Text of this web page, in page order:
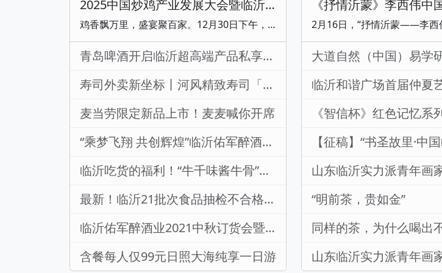
2025中国炒鸡产业发展大会暨临沂炒鸡“百家争鸣”品鉴交流会举行
鸡香飘万里，盛宴聚百家。12月30日下午，2025中国炒鸡产业发展大会暨临沂炒鸡“百家争鸣”品鉴交流会举行。会上，临沂市饭店烹饪协会、泰安市饭店烹饪协会、枣庄市烹饪餐饮酒店商会共同签署中国炒鸡产业战略合作意向书，临沂炒鸡、枣庄辣子鸡、新泰炒鸡抱团发展，共同缔造中国齐鲁大地美食名片。麻辣鲜香、色泽红亮、回味悠长，一道道美味的炒鸡，是临沂独有的烟火气，让更多人了解临沂的美食文化和风土人情。本次会议以“共筑中国炒鸡品牌 共赢产业发展未来”为主题，来自全省各地市的餐饮业人士齐聚临沂，围绕临沂炒鸡打造招牌
青岛啤酒开启临沂超高端产品私享会 | “饮”领超高端产品市场新风尚
寿司外卖新坐标丨河风精致寿司「万象汇店」美好启幕
麦当劳限定新品上市！麦麦喊你开席
“乘梦飞翔 共创辉煌”临沂佑军醉酒业2022迎春酒会圆满举行
临沂吃货的福利！“牛千味酱牛骨”饭店开业了
最新！临沂21批次食品抽检不合格！涉及煎饼、猪肉、鸡蛋......
临沂佑军醉酒业2021中秋订货会暨线上团购大会成功举行
含餐每人仅99元日照大海纯享一日游
山东临沂实力派青年
“明前茶，贵如金”
山东临沂实力派青年画